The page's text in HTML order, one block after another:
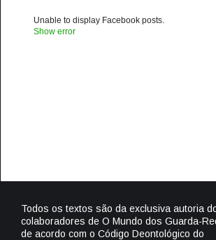
Unable to display Facebook posts.
Show error
Todos os textos são da exclusiva autoria
colaboradores de O Mundo dos Guarda-
de acordo com o Código Deontológico do